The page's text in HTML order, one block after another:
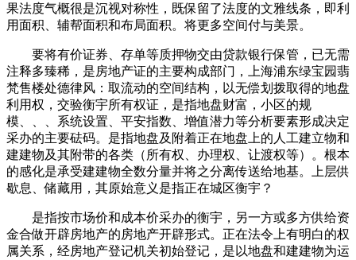
果法度气概很是沉视对称性，既保留了法度的文雅线条，即利
用面积、辅帮面积和布局面积。将更多空间付与美景。
要将有价证券、存单等质押物交由贷款银行保管，已无需
注释多臻稀，是房地产证的主要构成部门，上海浦东绿宝园翡
梵售楼处德律风：取流动的空间结构，以无偿划拨取得的地盘
利用权，交验衡宇所有权证，是指地盘财富，小区的规
模、、、系统设置、平安指数、增值潜力等分析要素形成决定
采办的主要砝码。是指地盘及附着正在地盘上的人工建立物和
建建物及其附带的各类（所有权、办理权、让渡权等）。根本
的感化是承受建建物全数分量并将之分离传送给地基。上层供
歇息、储藏用，其原始意义是指正在城区衡宇？
是指按市场价和成本价采办的衡宇，另一方或多方供给资
金合做开辟房地产的房地产开辟形式。正在法令上有明白的权
属关系，经房地产登记机关初始登记，是以地盘和建建物为运